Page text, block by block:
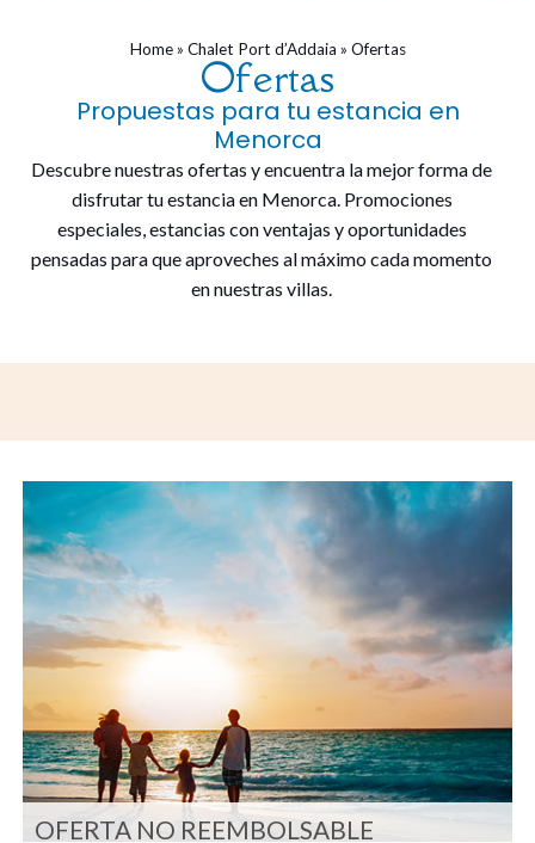
Home» Chalet Port d’Addaia » Ofertas
Ofertas
Propuestas para tu estancia en
Menorca
Descubre nuestras ofertas y encuentra la mejor forma de
disfrutar tu estancia en Menorca. Promociones
especiales, estancias con ventajas y oportunidades
pensadas para que aproveches al máximo cada momento
en nuestras villas.
OFERTA NO REEMBOLSABLE